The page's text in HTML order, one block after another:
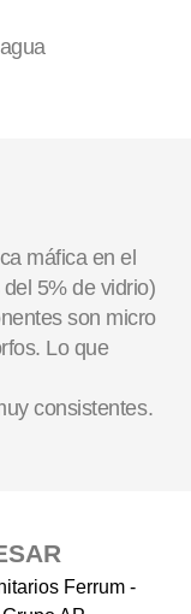
máfica en el
5% de vidrio)
son micro
Lo que
consistentes.